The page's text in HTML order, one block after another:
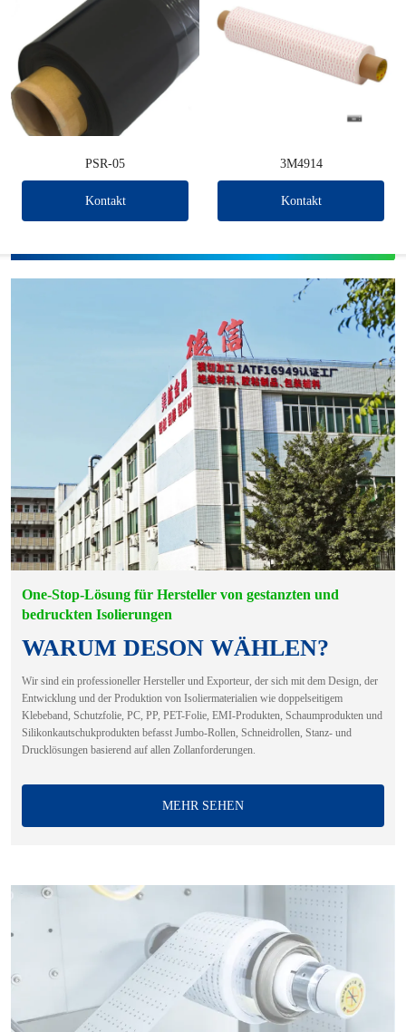
PSR-05
Kontakt
3M4914
Kontakt
One-Stop-Lösung für Hersteller von gestanzten und
bedruckten Isolierungen
WARUM DESON WÄHLEN?
Wir sind ein professioneller Hersteller und Exporteur, der sich mit dem Design, der
Entwicklung und der Produktion von Isoliermaterialien wie doppelseitigem
Klebeband, Schutzfolie, PC, PP, PET-Folie, EMI-Produkten, Schaumprodukten und
Silikonkautschukprodukten befasst Jumbo-Rollen, Schneidrollen, Stanz- und
Drucklösungen basierend auf allen Zollanforderungen.
MEHR SEHEN